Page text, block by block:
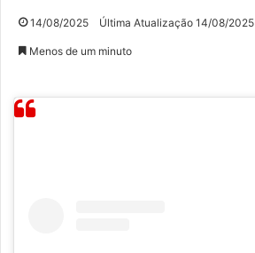
14/08/2025 Última Atualização 14/08/2025
Menos de um minuto